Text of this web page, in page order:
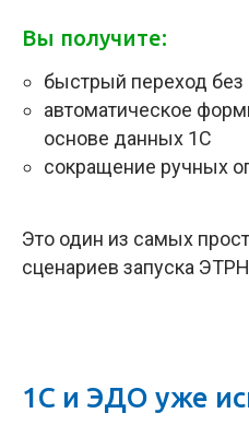
Вы получите:
быстрый переход
автоматическое
основе данных 1С
сокращение ручных
Это один из самых
сценариев запуска
1С и ЭДО уже